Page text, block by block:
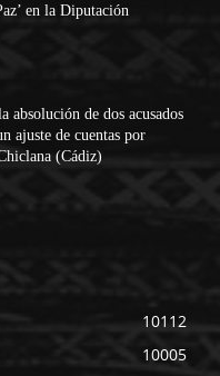
en la Diputación
absolución de dos acusados
ajuste de cuentas por
(Cádiz)
10112
10005